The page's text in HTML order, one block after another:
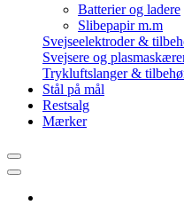
Batterier og ladere
Slibepapir m.m
Svejseelektroder &
Svejsere og
Trykluftslanger &
Stål på mål
Restsalg
Mærker